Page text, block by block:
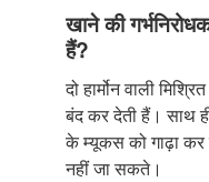
खाने की
हैं?
दो हार्मोन वाली
बंद कर देती हैं। साथ
के म्यूकस को गाढ़ा
नहीं जा सकते।